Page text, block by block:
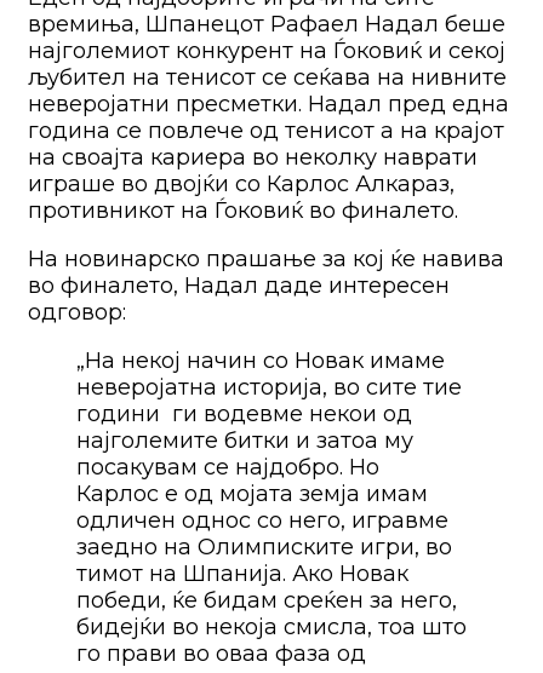
времиња, Шпанецот Рафаел Надал беше
најголемиот конкурент на Ѓоковиќ и секој
љубител на тенисот се сеќава на нивните
неверојатни пресметки. Надал пред една
година се повлече од тенисот а на крајот
на своајта кариера во неколку наврати
играше во двојќи со Карлос Алкараз,
противникот на Ѓоковиќ во финалето.
На новинарско прашање за кој ќе навива
во финалето, Надал даде интересен
одговор:
„На некој начин со Новак имаме
неверојатна историја, во сите тие
години ги водевме некои од
најголемите битки и затоа му
посакувам се најдобро. Но
Карлос е од мојата земја имам
одличен однос со него, игравме
заедно на Олимписките игри, во
тимот на Шпанија. Ако Новак
победи, ќе бидам среќен за него,
бидејќи во некоја смисла, тоа што
го прави во оваа фаза од